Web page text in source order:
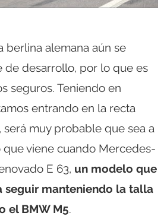
berlina alemana aún se
de desarrollo, por lo que es
seguros. Teniendo en
entrando en la recta
será muy probable que sea a
que viene cuando Mercedes-
E 63, un modelo que
seguir manteniendo la talla
el BMW M5.